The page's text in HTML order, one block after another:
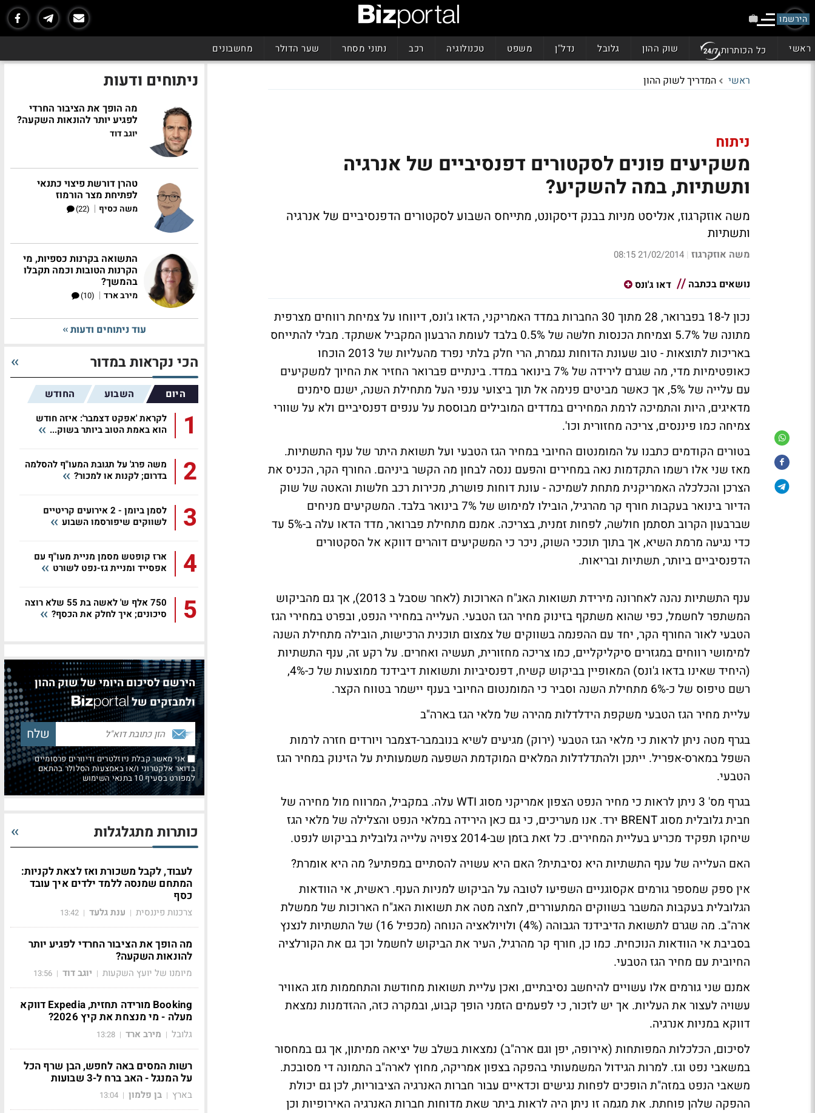
הירשמו
ראשי כל הכותרות שוק ההון גלובל נדל"ן משפט טכנולוגיה רכב נתוני מסחר שער הדולר מחשבונים
ראשי המדריך לשוק ההון
ניתוח
משקיעים פונים לסקטורים דפנסיביים של אנרגיה
ותשתיות, במה להשקיע?
משה אוזקרגוז, אנליסט מניות בבנק דיסקונט, מתייחס השבוע לסקטורים הדפנסיביים של אנרגיה
ותשתיות
משה אוזקרגוז |
21/02/2014 08:15
נושאים בכתבה דאו ג'ונס
נכון ל-18 בפברואר, 28 מתוך 30 החברות במדד האמריקני, הדאו ג'ונס, דיווחו על צמיחת רווחים מצרפית
מתונה של 5.7% וצמיחת הכנסות חלשה של 0.5% בלבד לעומת הרבעון המקביל אשתקד. מבלי להתייחס
באריכות לתוצאות - טוב שעונת הדוחות נגמרת, הרי חלק בלתי נפרד מהעליות של 2013 הוכחו
כאופטימיות מדי, מה שגרם לירידה של 7% בינואר במדד. בינתיים פברואר החזיר את החיוך למשקיעים
עם עלייה של 5%, אך כאשר מביטים פנימה אל תוך ביצועי ענפי העל מתחילת השנה, ישנם סימנים
מדאיגים, היות והתמיכה לרמת המחירים במדדים המובילים מבוססת על ענפים דפנסיביים ולא על שוורי
צמיחה כמו פיננסים, צריכה מחזורית וכו'.
בטורים הקודמים כתבנו על המומנטום החיובי במחיר הגז הטבעי ועל תשואת היתר של ענף התשתיות.
מאז שני אלו רשמו התקדמות נאה במחירים והפעם ננסה לבחון מה הקשר ביניהם. החורף הקר, הכניס את
הצרכן והכלכלה האמריקנית מתחת לשמיכה - עונת דוחות פושרת, מכירות רכב חלשות והאטה של שוק
הדיור בינואר בעקבות חורף קר מהרגיל, הובילו למימוש של 7% בינואר בלבד. המשקיעים מניחים
שברבעון הקרוב תסתמן חולשה, לפחות זמנית, בצריכה. אמנם מתחילת פברואר, מדד הדאו עלה ב-5% עד
כדי נגיעה מרמת השיא, אך בתוך תוככי השוק, ניכר כי המשקיעים דוהרים דווקא אל הסקטורים
הדפנסיביים ביותר, תשתיות ובריאות.
ענף התשתיות נהנה לאחרונה מירידת תשואות האג"ח הארוכות (לאחר שסבל ב 2013), אך גם מהביקוש
המשתפר לחשמל, כפי שהוא משתקף בזינוק מחיר הגז הטבעי. העלייה במחירי הנפט, ובפרט במחירי הגז
הטבעי לאור החורף הקר, יחד עם ההפנמה בשווקים של צמצום תוכנית הרכישות, הובילה מתחילת השנה
למימושי רווחים במגזרים סיקליקליים, כמו צריכה מחזורית, תעשיה ואחרים. על רקע זה, ענף התשתיות
(היחיד שאינו בדאו ג'ונס) המאופיין בביקוש קשיח, דפנסיביות ותשואות דיבידנד ממוצעות של כ-4%,
רשם טיפוס של כ-6% מתחילת השנה וסביר כי המומנטום החיובי בענף יישמר בטווח הקצר.
עליית מחיר הגז הטבעי משקפת הידלדלות מהירה של מלאי הגז בארה"ב
בגרף מטה ניתן לראות כי מלאי הגז הטבעי (ירוק) מגיעים לשיא בנובמבר-דצמבר ויורדים חזרה לרמות
השפל במארס-אפריל. ייתכן ולהתדלדלות המלאים המוקדמת השפעה משמעותית על הזינוק במחיר הגז
הטבעי.
בגרף מס' 3 ניתן לראות כי מחיר הנפט הצפון אמריקני מסוג WTI עלה. במקביל, המרווח מול מחירה של
חבית גלובלית מסוג BRENT ירד. אנו מעריכים, כי גם כאן הירידה במלאי הנפט והצלילה של מלאי הגז
שיחקו תפקיד מכריע בעליית המחירים. כל זאת בזמן שב-2014 צפויה עלייה גלובלית בביקוש לנפט.
האם העלייה של ענף התשתיות היא נסיבתית? האם היא עשויה להסתיים במפתיע? מה היא אומרת?
אין ספק שמספר גורמים אקסוגניים השפיעו לטובה על הביקוש למניות הענף. ראשית, אי הוודאות
הגלובלית בעקבות המשבר בשווקים המתעוררים, לחצה מטה את תשואות האג"ח הארוכות של ממשלת
ארה"ב. מה שגרם לתשואת הדיבידנד הגבוהה (4%) ולויולאציה הנוחה (מכפיל 16) של התשתיות לנצנץ
בסביבת אי הוודאות הנוכחית. כמו כן, חורף קר מהרגיל, העיר את הביקוש לחשמל וכך גם את הקורלציה
החיובית עם מחיר הגז הטבעי.
אמנם שני גורמים אלו עשויים להיחשב נסיבתיים, ואכן עליית תשואות מחודשת והתחממות מזג האוויר
עשויה לעצור את העליות. אך יש לזכור, כי לפעמים הזמני הופך קבוע, ובמקרה כזה, ההזדמנות נמצאת
דווקא במניות אנרגיה.
לסיכום, הכלכלות המפותחות (אירופה, יפן וגם ארה"ב) נמצאות בשלב של יציאה ממיתון, אך גם במחסור
במשאבי נפט וגז. למרות הגידול המשמעותי בהפקה בצפון אמריקה, מחוץ לארה"ב התמונה די מסובכת.
משאבי הנפט במזה"ת הופכים לפחות נגישים וכדאיים עבור חברות האנרגיה הציבוריות, לכן גם יכולת
ההפקה שלהן פוחתת. את מגמה זו ניתן היה לראות ביתר שאת מדוחות חברות האנרגיה האירופיות וכן
ניתוחים ודעות
מה הופך את הציבור החרדי
לפגיע יותר להונאות השקעה?
יוגב דוד
טהרן דורשת פיצוי כתנאי
לפתיחת מצר הורמוז
משה כסיף |
(22)
התשואה בקרנות כספיות, מי
הקרנות הטובות וכמה תקבלו
בהמשך?
מירב ארד |
(10)
עוד ניתוחים ודעות
הכי נקראות במדור
היום השבוע החודש
1
לקראת 'אפקט דצמבר': איזה חודש
הוא באמת הטוב ביותר בשוק...
2
משה פרג' על תגובת המעו"ף להסלמה
בדרום; לקנות או למכור?
3
לסמן ביומן - 2 אירועים קריטיים
לשווקים שיפורסמו השבוע
4
ארז קופטש מסמן מניית מעו"ף עם
אפסייד ומניית גז-נפט לשורט
5
750 אלף ש' לאשה בת 55 שלא רוצה
סיכונים; איך לחלק את הכסף?
הירשם לסיכום היומי של שוק ההון
ולמבזקים של
אני מאשר קבלת ניוזלטרים ודיוורים פרסומיים
בדואר אלקטרוני ו/או באמצעות הסלולר בהתאם
למפורט בסעיף 10 בתנאי השימוש
כותרות מתגלגלות
לעבוד, לקבל משכורת ואז לצאת לקניות:
המתחם שמנסה ללמד ילדים איך עובד
כסף
צרכנות פיננסית | ענת גלעד |
13:42
מה הופך את הציבור החרדי לפגיע יותר
להונאות השקעה?
מיומנו של יועץ השקעות | יוגב דוד |
13:56
Booking מורידה תחזית, Expedia דווקא
מעלה - מי מנצחת את קיץ 2026?
גלובל | מירב ארד |
13:28
רשות המסים באה לחפש, הבן שרף הכל
על המנגל - האב ברח ל-3 שבועות
בארץ | בן פלמון |
13:04